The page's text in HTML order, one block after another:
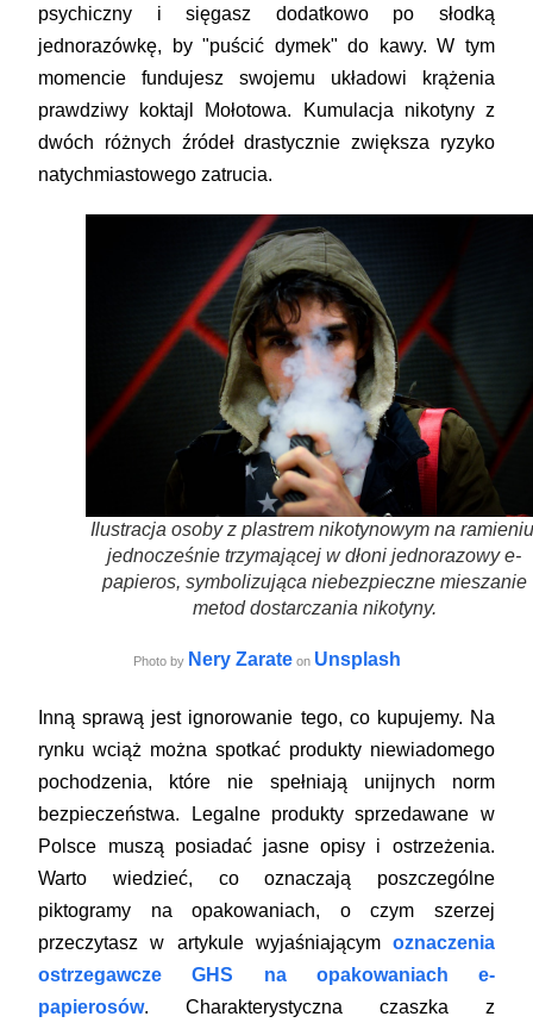
psychiczny i sięgasz dodatkowo po słodką
jednorazówkę, by "puścić dymek" do kawy. W tym
momencie fundujesz swojemu układowi krążenia
prawdziwy koktajl Mołotowa. Kumulacja nikotyny z
dwóch różnych źródeł drastycznie zwiększa ryzyko
natychmiastowego zatrucia.
Ilustracja osoby z plastrem nikotynowym na
jednocześnie trzymającej w dłoni jednorazowy e-
papieros, symbolizująca niebezpieczne mieszanie
metod dostarczania nikotyny.
Photo by Nery Zarateon Unsplash
Inną sprawą jest ignorowanie tego, co kupujemy. Na
rynku wciąż można spotkać produkty niewiadomego
pochodzenia, które nie spełniają unijnych norm
bezpieczeństwa. Legalne produkty sprzedawane w
Polsce muszą posiadać jasne opisy i ostrzeżenia.
Warto wiedzieć, co oznaczają poszczególne
piktogramy na opakowaniach, o czym szerzej
przeczytasz w artykule wyjaśniającym oznaczenia
ostrzegawcze GHS na opakowaniach e-
papierosów. Charakterystyczna czaszka z